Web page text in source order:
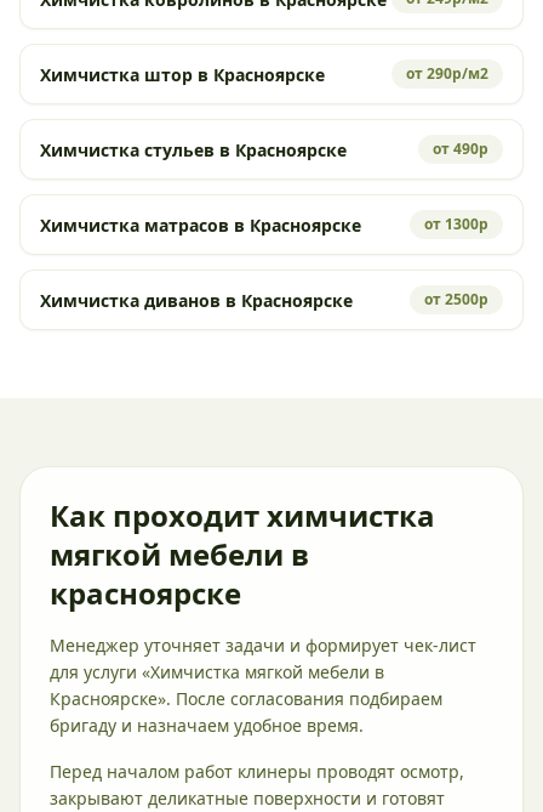
Химчистка штор в Красноярске от 290р/м2
Химчистка стульев в Красноярске от 490р
Химчистка матрасов в Красноярске от 1300р
Химчистка диванов в Красноярске от 2500р
Как проходит химчистка
мягкой мебели в
красноярске
Менеджер уточняет задачи и формирует чек-лист
для услуги «Химчистка мягкой мебели в
Красноярске». После согласования подбираем
бригаду и назначаем удобное время.
Перед началом работ клинеры проводят осмотр,
закрывают деликатные поверхности и готовят